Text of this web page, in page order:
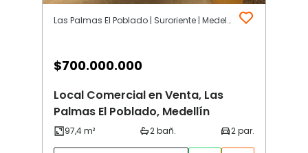
Las Palmas El Poblado | Suroriente | Medellín
$700.000.000
Local Comercial en Venta, Las
Palmas El Poblado, Medellín